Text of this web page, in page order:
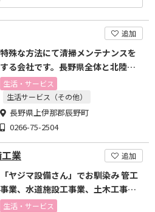
追加
特殊な方法にて清掃メンテナンスを
する会社です。長野県全体と北陸ま
で仕事があります。
生活・サービス
生活サービス（その他）
長野県上伊那郡辰野町
0266-75-2504
業 追加
「ヤジマ設備さん」でお馴染み 管工
事業、水道施設工事業、土木工事
業、消防施設工事業
生活・サービス